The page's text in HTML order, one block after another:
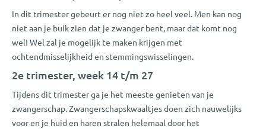
In dit trimester gebeurt er nog niet zo heel veel. Men kan nog
niet aan je buik zien dat je zwanger bent, maar dat komt nog
wel! Wel zal je mogelijk te maken krijgen met
ochtendmisselijkheid en stemmingswisselingen.
2e trimester, week 14 t/m 27
Tijdens dit trimester ga je het meeste genieten van je
zwangerschap. Zwangerschapskwaaltjes doen zich nauwelijks
voor en je huid en haren stralen helemaal door het